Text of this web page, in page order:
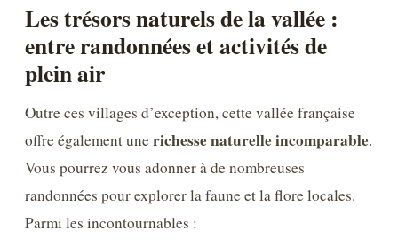
Les trésors naturels de la vallée :
entre randonnées et activités de
plein air
Outre ces villages d’exception, cette vallée française
offre également une richesse naturelle incomparable.
Vous pourrez vous adonner à de nombreuses
randonnées pour explorer la faune et la flore locales.
Parmi les incontournables :